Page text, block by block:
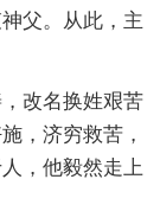
父。从此，主
改名换姓艰苦
，济穷救苦，
，他毅然走上